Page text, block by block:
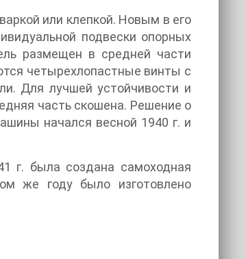
или клепкой. Новым в его
подвески опорных
размещен в средней части
четырехлопастные винты с
Для лучшей устойчивости и
часть скошена. Решение о
начался весной 1940 г. и
г. была создана самоходная
же году было изготовлено